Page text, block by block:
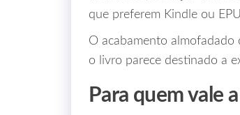
que preferem Kindle ou
O acabamento almofadado
o livro parece destinado a
Para quem vale